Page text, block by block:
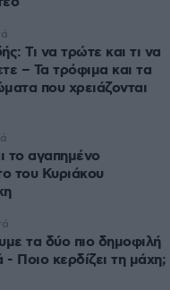
Τι να τρώτε και τι να
– Τα τρόφιμα και τα
που χρειάζονται
το αγαπημένο
του Κυριάκου
τα δύο πιο δημοφιλή
- Ποιο κερδίζει τη μάχη;